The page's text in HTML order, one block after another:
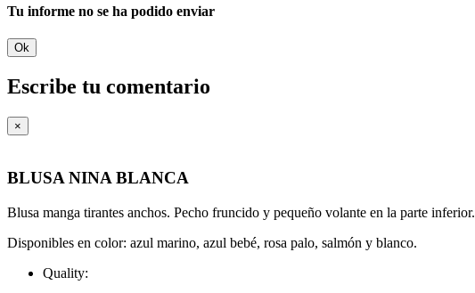
Tu informe no se ha podido enviar
Ok
Escribe tu comentario
×
BLUSA NINA BLANCA
Blusa manga tirantes anchos. Pecho fruncido y pequeño volante en la parte inferior.
Disponibles en color: azul marino, azul bebé, rosa palo, salmón y blanco.
Quality: